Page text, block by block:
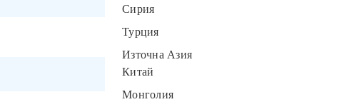
Сирия
Турция
Източна Азия
Китай
Монголия